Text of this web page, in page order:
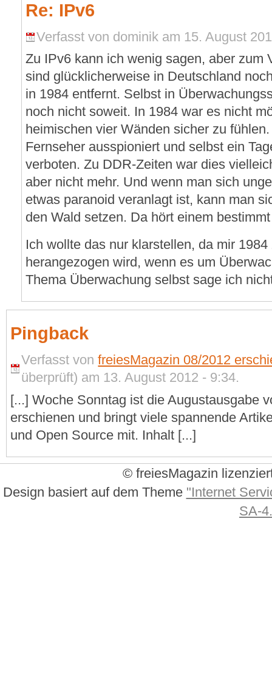
Re: IPv6
Verfasst von dominik am 15. August
Zu IPv6 kann ich wenig sagen, aber zum
sind glücklicherweise in Deutschland
in 1984 entfernt. Selbst in
noch nicht soweit. In 1984 war es nicht
heimischen vier Wänden sicher zu
Fernseher ausspioniert und selbst ein
verboten. Zu DDR-Zeiten war dies
aber nicht mehr. Und wenn man sich
etwas paranoid veranlagt ist, kann man
den Wald setzen. Da hört einem
Ich wollte das nur klarstellen, da mir
herangezogen wird, wenn es um
Thema Überwachung selbst sage ich
Pingback
Verfasst vonfreiesMagazin 08/2012
überprüft) am 13. August 2012 - 9:34.
[...] Woche Sonntag ist die Augustausgabe
erschienen und bringt viele spannende
und Open Source mit. Inhalt [...]
© freiesMagazin
Design basiert auf dem Theme "Internet
SA-